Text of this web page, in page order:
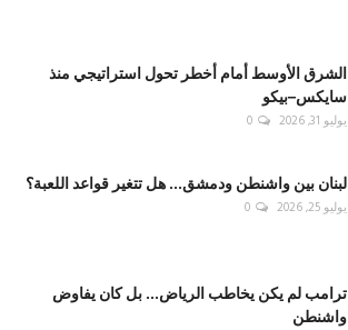
الشرق الأوسط أمام أخطر تحول استراتيجي منذ
سايكس–بيكو
يوليو 31, 2026 0
لبنان بين واشنطن ودمشق... هل تتغير قواعد اللعبة؟
يوليو 25, 2026 0
ترامب لم يكن يخاطب الرياض... بل كان يفاوض
واشنطن